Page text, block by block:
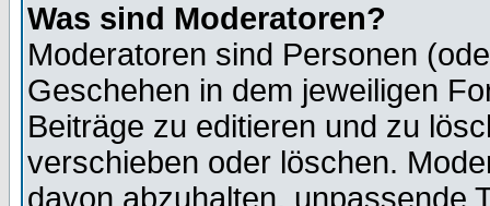
Was sind Moderatoren?
Moderatoren sind Personen
Geschehen in dem jeweiligen
Beiträge zu editieren und zu
verschieben oder löschen.
davon abzuhalten, unpassende